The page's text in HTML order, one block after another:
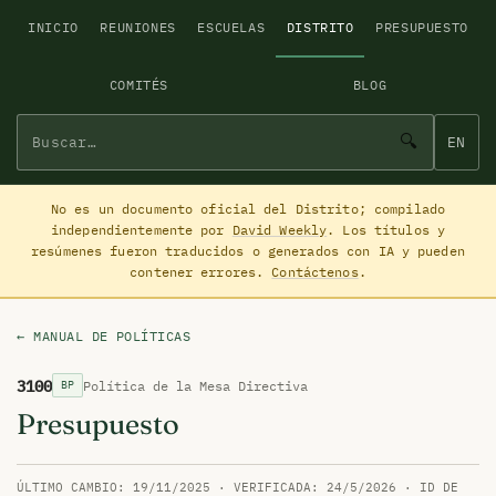
INICIO REUNIONES ESCUELAS DISTRITO PRESUPUESTO
COMITÉS BLOG
🔍 EN
No es un documento oficial del Distrito; compilado
independientemente por David Weekly. Los títulos y
resúmenes fueron traducidos o generados con IA y pueden
contener errores. Contáctenos.
← MANUAL DE POLÍTICAS
3100 BP Política de la Mesa Directiva
Presupuesto
ÚLTIMO CAMBIO: 19/11/2025 · VERIFICADA: 24/5/2026 · ID DE